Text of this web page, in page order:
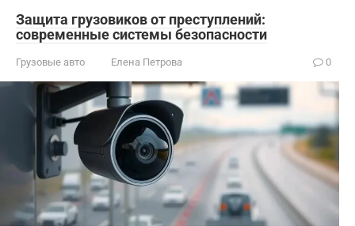
Защита грузовиков от преступлений:
современные системы безопасности
Грузовые авто Елена Петрова 0